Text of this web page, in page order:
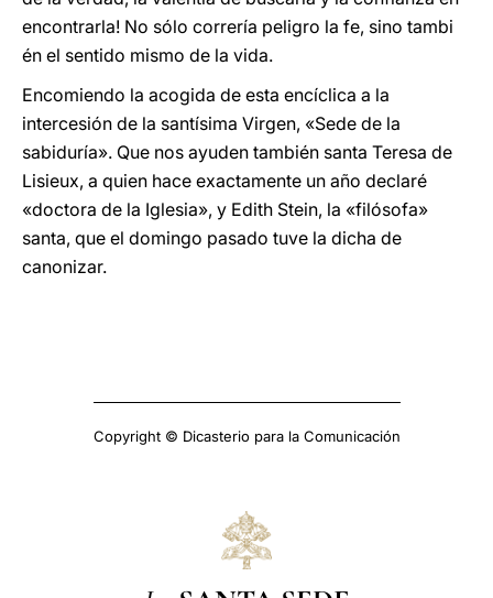
encontrarla! No sólo correría peligro la fe, sino tambi
én el sentido mismo de la vida.
Encomiendo la acogida de esta encíclica a la
intercesión de la santísima Virgen, «Sede de la
sabiduría». Que nos ayuden también santa Teresa de
Lisieux, a quien hace exactamente un año declaré
«doctora de la Iglesia», y Edith Stein, la «filósofa»
santa, que el domingo pasado tuve la dicha de
canonizar.
Copyright © Dicasterio para la Comunicación